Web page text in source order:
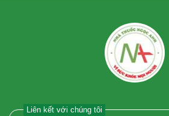
Liên kết với chúng tôi